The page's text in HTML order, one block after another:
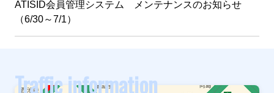
１車線規制
原因
規制
ATISID会員管理システム メンテナンスのお知らせ
（6/30～7/1）
Traffic information